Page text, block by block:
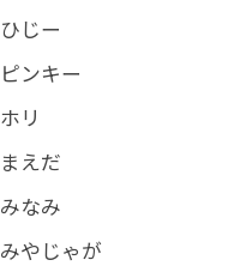
ひじー
ピンキー
ホリ
まえだ
みなみ
みやじゃが